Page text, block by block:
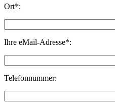
Ort*:
Ihre eMail-Adresse*:
Telefonnummer: